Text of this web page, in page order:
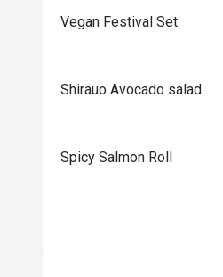
Vegan Festival Set
Shirauo Avocado salad
Spicy Salmon Roll